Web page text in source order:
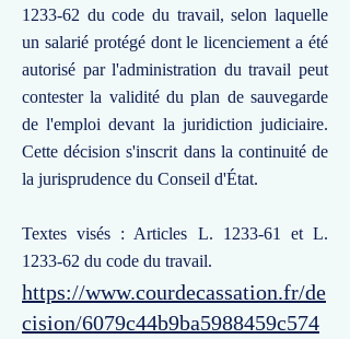
1233-62 du code du travail, selon laquelle
un salarié protégé dont le licenciement a été
autorisé par l'administration du travail peut
contester la validité du plan de sauvegarde
de l'emploi devant la juridiction judiciaire.
Cette décision s'inscrit dans la continuité de
la jurisprudence du Conseil d'État.
Textes visés : Articles L. 1233-61 et L.
1233-62 du code du travail.
https://www.courdecassation.fr/de
cision/6079c44b9ba5988459c574